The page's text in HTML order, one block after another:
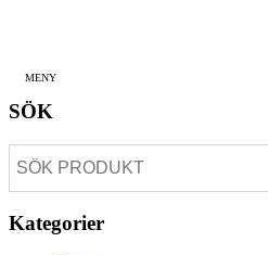
MENY
SÖK
Kategorier